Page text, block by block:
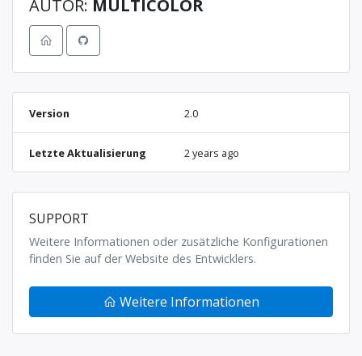
AUTOR: MULTICOLOR
Version 2.0
Letzte Aktualisierung 2 years ago
SUPPORT
Weitere Informationen oder zusätzliche Konfigurationen
finden Sie auf der Website des Entwicklers.
Weitere Informationen